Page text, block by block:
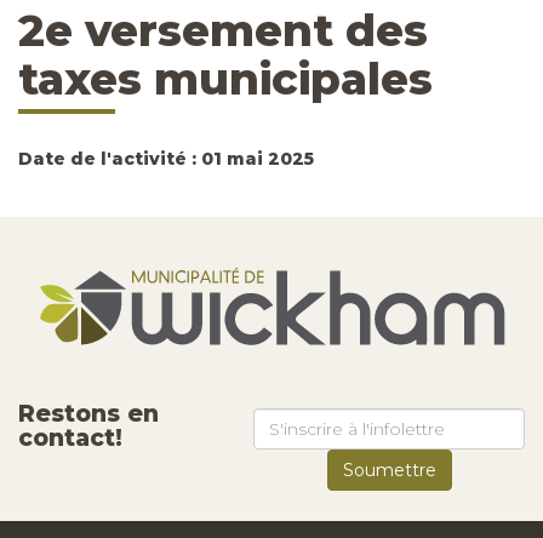
2e versement des
taxes municipales
Date de l'activité : 01 mai 2025
Restons en
contact!